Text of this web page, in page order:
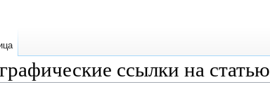
ссылки на статью